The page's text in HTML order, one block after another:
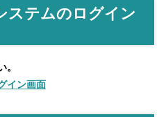
ステムのログイン
。
イン画面